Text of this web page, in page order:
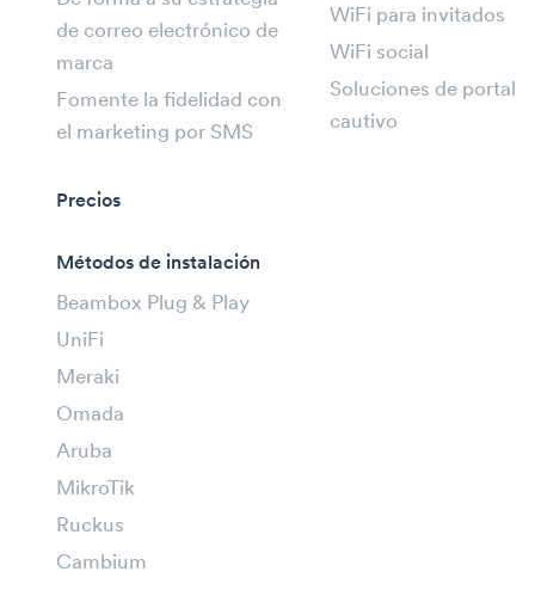
de correo electrónico de
marca
Fomente la fidelidad con
el marketing por SMS
Precios
Métodos de instalación
Beambox Plug & Play
UniFi
Meraki
Omada
Aruba
MikroTik
Ruckus
Cambium
WiFi para invitados
WiFi social
Soluciones de portal
cautivo